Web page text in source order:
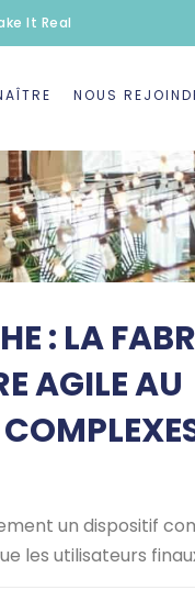
It Real
NOUS
: LA
AGILE AU
un dispositif
les utilisateurs